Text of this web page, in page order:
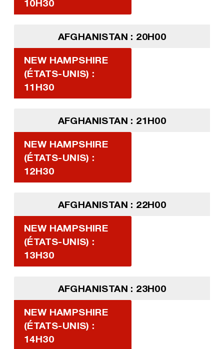
10H30
AFGHANISTAN : 20H00
NEW HAMPSHIRE
(ÉTATS-UNIS) :
11H30
AFGHANISTAN : 21H00
NEW HAMPSHIRE
(ÉTATS-UNIS) :
12H30
AFGHANISTAN : 22H00
NEW HAMPSHIRE
(ÉTATS-UNIS) :
13H30
AFGHANISTAN : 23H00
NEW HAMPSHIRE
(ÉTATS-UNIS) :
14H30